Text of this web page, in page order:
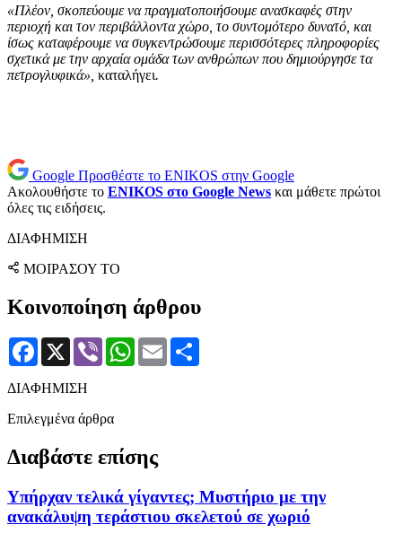
«Πλέον, σκοπεύουμε να πραγματοποιήσουμε ανασκαφές στην
περιοχή και τον περιβάλλοντα χώρο, το συντομότερο δυνατό, και
ίσως καταφέρουμε να συγκεντρώσουμε περισσότερες πληροφορίες
σχετικά με την αρχαία ομάδα των ανθρώπων που δημιούργησε τα
πετρογλυφικά», καταλήγει.
Google Προσθέστε το ENIKOS στην Google
Ακολουθήστε το ENIKOS στο Google News και μάθετε πρώτοι
όλες τις ειδήσεις.
ΔΙΑΦΗΜΙΣΗ
ΜΟΙΡΑΣΟΥ ΤΟ
Κοινοποίηση άρθρου
Facebook
X Viber WhatsApp
Email
ΔΙΑΦΗΜΙΣΗ
Επιλεγμένα άρθρα
Διαβάστε επίσης
Υπήρχαν τελικά γίγαντες; Μυστήριο με την
ανακάλυψη τεράστιου σκελετού σε χωριό